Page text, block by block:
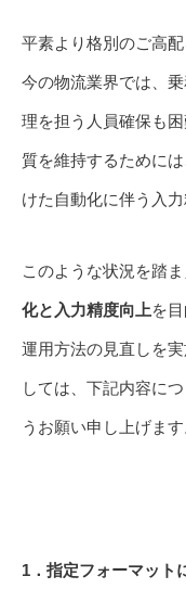
お問い合わせ
運輸安全マネ
運送約款
倉庫約款
セキュリティ
平素より格別のご高
今の物流業界では、
理を担う人員確保も
質を維持するために
けた自動化に伴う入
このような状況を踏
化と入力精度向上を
運用方法の見直しを
しては、下記内容に
うお願い申し上げます
1 ．指定フォーマット